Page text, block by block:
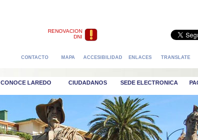
RENOVACION
DNI
CONTACTO MAPA ACCESIBILIDAD ENLACES TRANSLATE
CONOCE LAREDO CIUDADANOS SEDE ELECTRONICA